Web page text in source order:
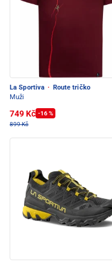
La Sportiva ·
Route tričko
Muži
749 Kč -16 %
899 Kč